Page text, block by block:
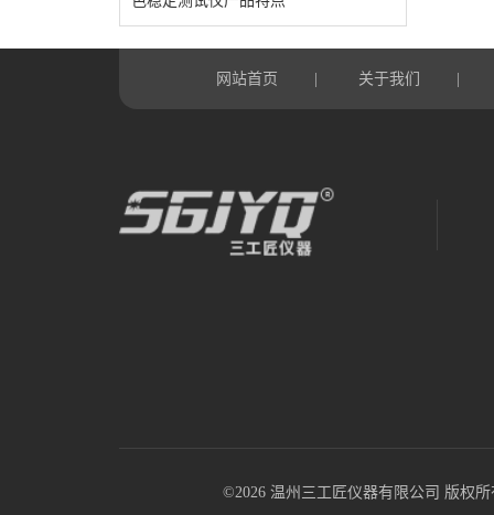
网站首页 关于我们
©2026 温州三工匠仪器有限公司 版权所